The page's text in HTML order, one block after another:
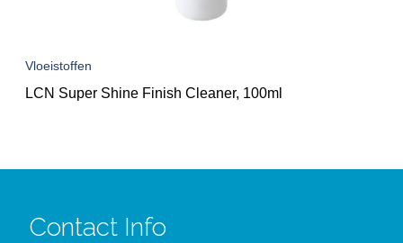
Vloeistoffen
LCN Super Shine Finish Cleaner, 100ml
Contact Info